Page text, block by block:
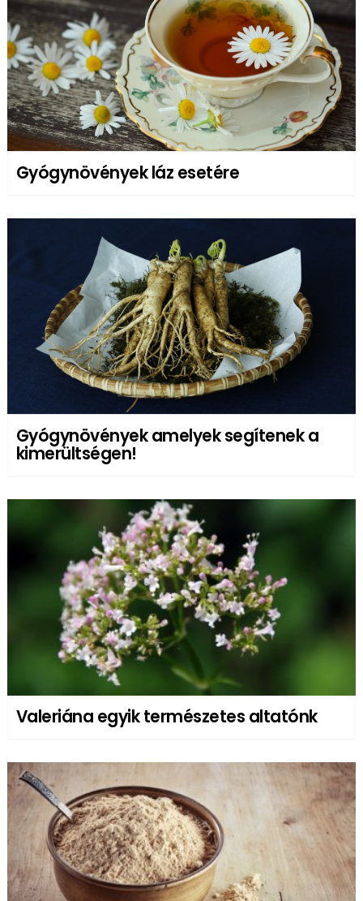
Gyógynövények láz esetére
Gyógynövények amelyek segítenek a
kimerültségen!
Valeriána egyik természetes altatónk